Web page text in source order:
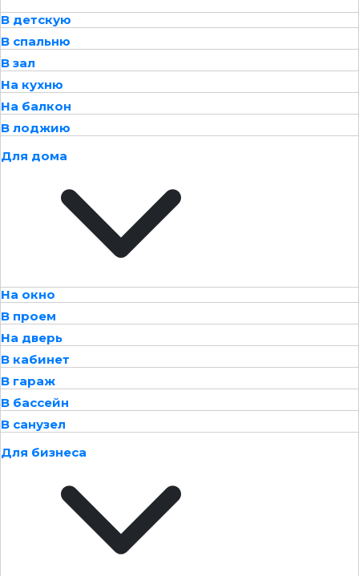
В детскую
В спальню
В зал
На кухню
На балкон
В лоджию
Для дома
На окно
В проем
На дверь
В кабинет
В гараж
В бассейн
В санузел
Для бизнеса